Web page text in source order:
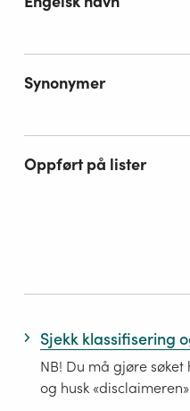
Synonymer
Oppført på lister
Sjekk klassifisering
NB! Du må gjøre
og husk